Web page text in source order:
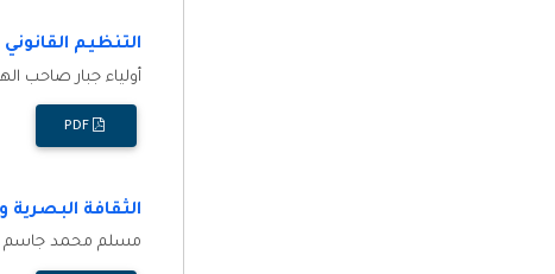
التنظيم
أولياء جبار صاحب
الثقافة
مسلم محمد جاسم